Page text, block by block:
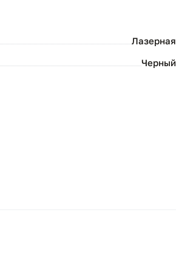
Точно подогнанная
деталей сохраняет механизмы
Лазерная
Черный